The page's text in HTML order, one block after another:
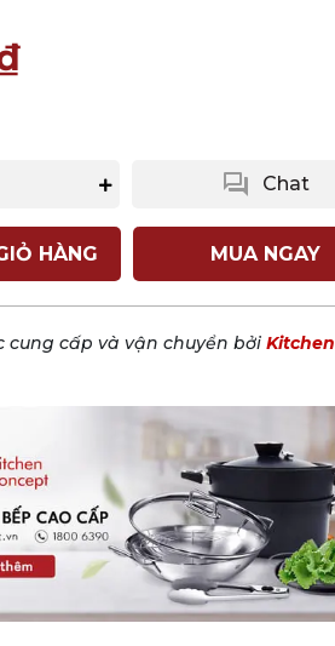
question_answer Chat
HÀNG MUA NGAY
cung cấp và vận chuyển bởi Kitchen